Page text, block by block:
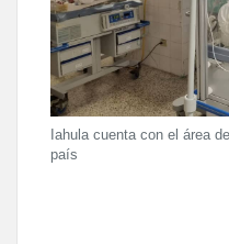
Iahula cuenta con el área
país